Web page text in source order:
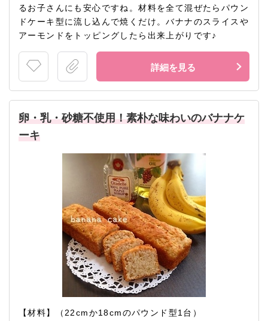
るお子さんにも安心ですね。材料を全て混ぜたらパウン
ドケーキ型に流し込んで焼くだけ。バナナのスライスや
アーモンドをトッピングしたら出来上がりです♪
詳細を見る
卵・乳・砂糖不使用！素朴な味わいのバナナケ
ーキ
【材料】（22cmか18cmのパウンド型1台）